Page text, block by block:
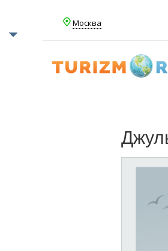
Москва